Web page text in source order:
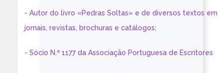
- Autor do livro «Pedras Soltas» e de diversos textos em
jornais, revistas, brochuras e catálogos;
- Sócio N.º 1177 da Associação Portuguesa de Escritores